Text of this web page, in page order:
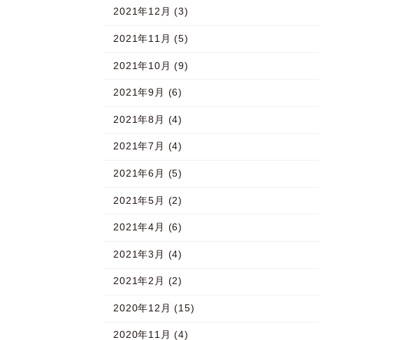
2021年12月 (3)
2021年11月 (5)
2021年10月 (9)
2021年9月 (6)
2021年8月 (4)
2021年7月 (4)
2021年6月 (5)
2021年5月 (2)
2021年4月 (6)
2021年3月 (4)
2021年2月 (2)
2020年12月 (15)
2020年11月 (4)